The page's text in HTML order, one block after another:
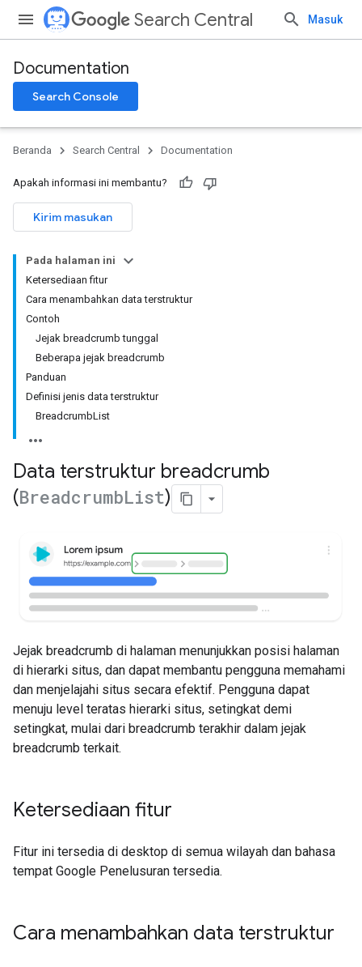
Search Central Masuk
Documentation
Search Console
Beranda Search Central Documentation
Apakah informasi ini membantu?
Kirim masukan
Pada halaman ini
Ketersediaan fitur
Cara menambahkan data terstruktur
Contoh
Jejak breadcrumb tunggal
Beberapa jejak breadcrumb
Panduan
Definisi jenis data terstruktur
BreadcrumbList
Data terstruktur breadcrumb
(BreadcrumbList)
Jejak breadcrumb di halaman menunjukkan posisi halaman
di hierarki situs, dan dapat membantu pengguna memahami
dan menjelajahi situs secara efektif. Pengguna dapat
menuju level teratas hierarki situs, setingkat demi
setingkat, mulai dari breadcrumb terakhir dalam jejak
breadcrumb terkait.
Ketersediaan fitur
Fitur ini tersedia di desktop di semua wilayah dan bahasa
tempat Google Penelusuran tersedia.
Cara menambahkan data terstruktur